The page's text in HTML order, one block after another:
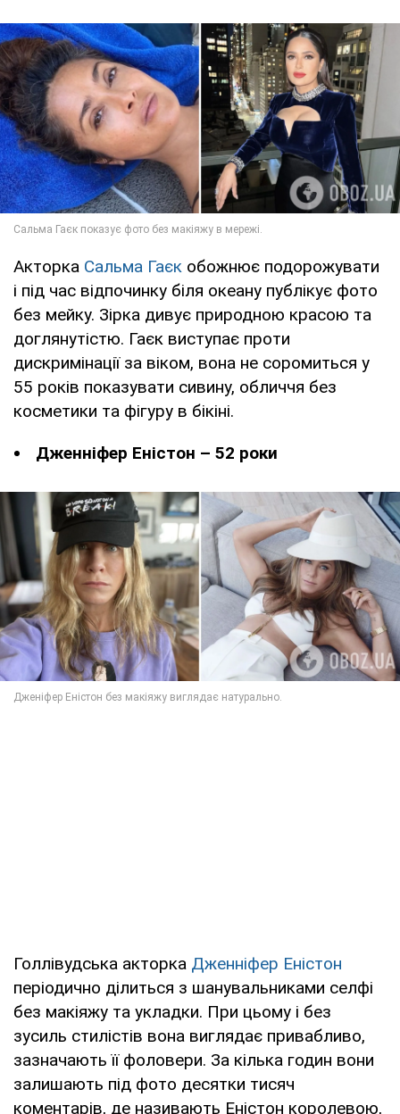
Акторка Сальма Гаєк обожнює подорожувати
і під час відпочинку біля океану публікує фото
без мейку. Зірка дивує природною красою та
доглянутістю. Гаєк виступає проти
дискримінації за віком, вона не соромиться у
55 років показувати сивину, обличчя без
косметики та фігуру в бікіні.
Дженніфер Еністон – 52 роки
Голлівудська акторка Дженніфер Еністон
періодично ділиться з шанувальниками селфі
без макіяжу та укладки. При цьому і без
зусиль стилістів вона виглядає привабливо,
зазначають її фоловери. За кілька годин вони
залишають під фото десятки тисяч
коментарів, де називають Еністон королевою,